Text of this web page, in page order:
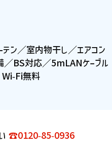
テン／室内物干し／エアコン
／BS対応／5mLANケーブル
Wi-Fi無料
☎0120-85-0936